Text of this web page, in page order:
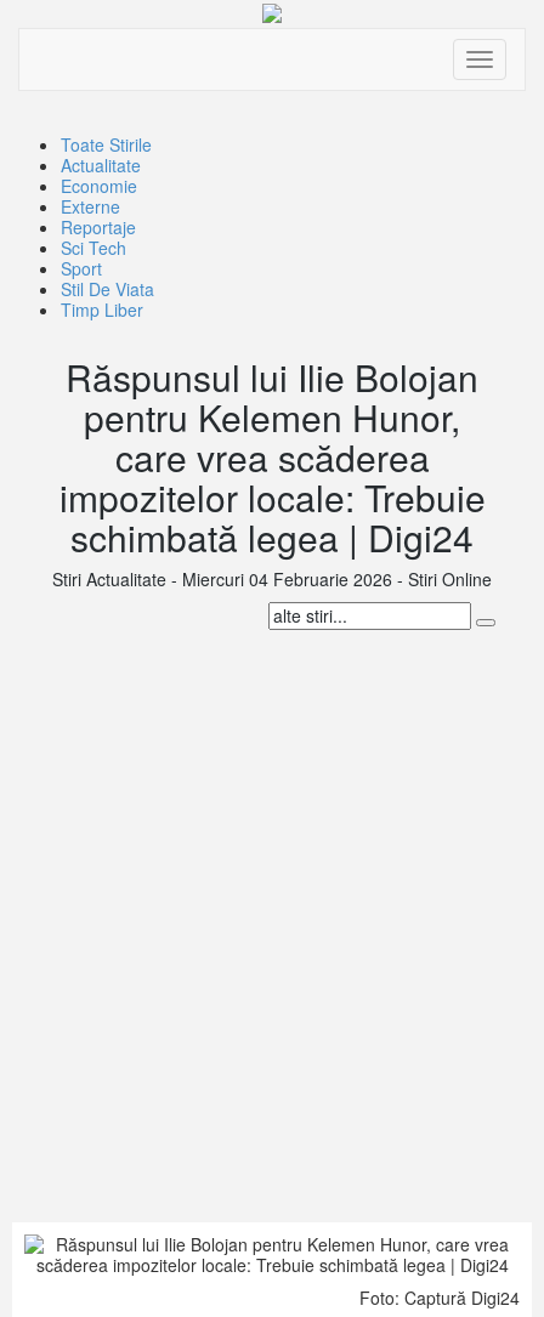
Toggle
Toate Stirile
Actualitate
Economie
Externe
Reportaje
Sci Tech
Sport
Stil De Viata
Timp Liber
Răspunsul lui Ilie Bolojan
pentru Kelemen Hunor,
care vrea scăderea
impozitelor locale: Trebuie
schimbată legea | Digi24
Stiri Actualitate - Miercuri 04 Februarie 2026 - Stiri Online
Foto: Captură Digi24